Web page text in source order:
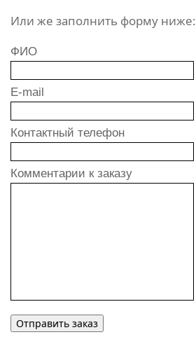
Или же заполнить форму ниже:
ФИО
E-mail
Контактный телефон
Комментарии к заказу